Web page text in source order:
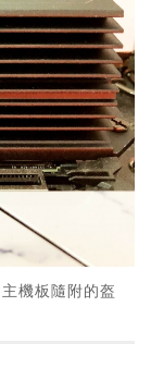
機板隨附的盔